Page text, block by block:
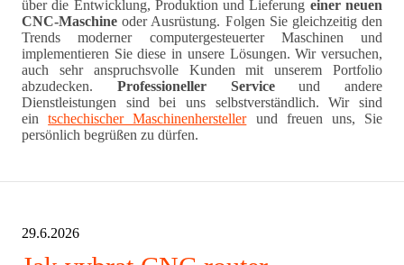
über die Entwicklung, Produktion und Lieferung einer neuen
CNC-Maschine oder Ausrüstung. Folgen Sie gleichzeitig den
Trends moderner computergesteuerter Maschinen und
implementieren Sie diese in unsere Lösungen. Wir versuchen,
auch sehr anspruchsvolle Kunden mit unserem Portfolio
abzudecken. Professioneller Serviceund andere
Dienstleistungen sind bei uns selbstverständlich. Wir sind
eintschechischer Maschinenherstellerund freuen uns, Sie
persönlich begrüßen zu dürfen.
29.6.2026